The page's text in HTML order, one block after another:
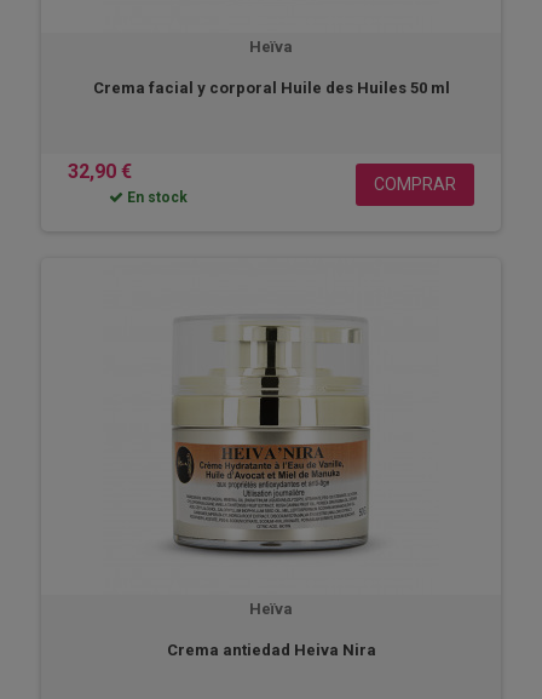
Heïva
Crema facial y corporal Huile des Huiles 50 ml
32,90 €
En stock
COMPRAR
Heïva
Crema antiedad Heiva Nira